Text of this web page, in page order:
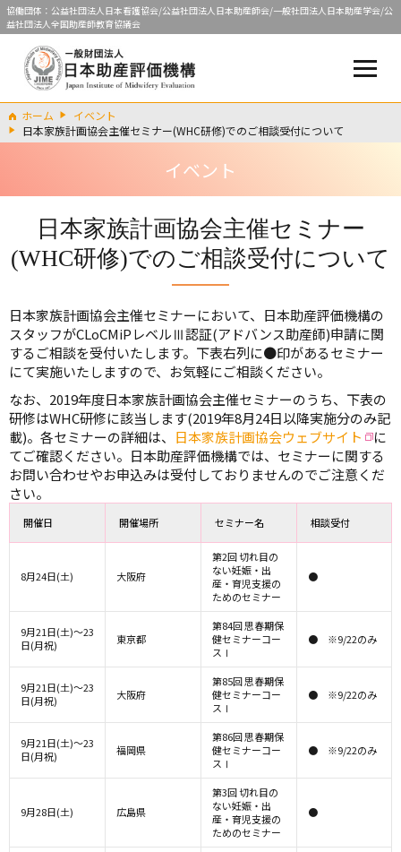
協働団体：公益社団法人日本看護協会/公益社団法人日本助産師会/一般社団法人日本助産学会/公
益社団法人全国助産師教育協議会
ホーム
イベント
日本家族計画協会主催セミナー(WHC研修)でのご相談受付について
イベント
日本家族計画協会主催セミナー
(WHC研修)でのご相談受付について
日本家族計画協会主催セミナーにおいて、日本助産評価機構の
スタッフがCLoCMiPレベルⅢ認証(アドバンス助産師)申請に関
するご相談を受付いたします。下表右列に●印があるセミナー
にて実施いたしますので、お気軽にご相談ください。
なお、2019年度日本家族計画協会主催セミナーのうち、下表の
研修はWHC研修に該当します(2019年8月24日以降実施分のみ記
載)。各セミナーの詳細は、 日本家族計画協会ウェブサイト
に
てご確認ください。日本助産評価機構では、セミナーに関する
お問い合わせやお申込みは受付しておりませんのでご注意くだ
さい。
開催日 開催場所 セミナー名 相談受付
8月24日(土) 大阪府
第2回 切れ目の
ない妊娠・出
産・育児支援の
ためのセミナー
●
9月21日(土)～23
日(月祝)
東京都
第84回 思春期保
健セミナーコー
スⅠ
● ※9/22のみ
9月21日(土)～23
日(月祝)
大阪府
第85回 思春期保
健セミナーコー
スⅠ
● ※9/22のみ
9月21日(土)～23
日(月祝)
福岡県
第86回 思春期保
健セミナーコー
スⅠ
● ※9/22のみ
9月28日(土) 広島県
第3回 切れ目の
ない妊娠・出
産・育児支援の
ためのセミナー
●